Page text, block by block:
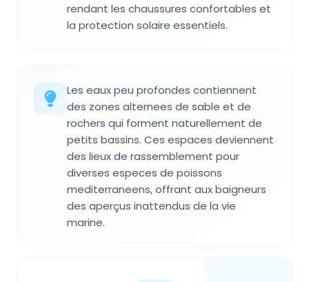
rendant les chaussures confortables et
la protection solaire essentiels.
Les eaux peu profondes contiennent
des zones alternees de sable et de
rochers qui forment naturellement de
petits bassins. Ces espaces deviennent
des lieux de rassemblement pour
diverses especes de poissons
mediterraneens, offrant aux baigneurs
des aperçus inattendus de la vie
marine.